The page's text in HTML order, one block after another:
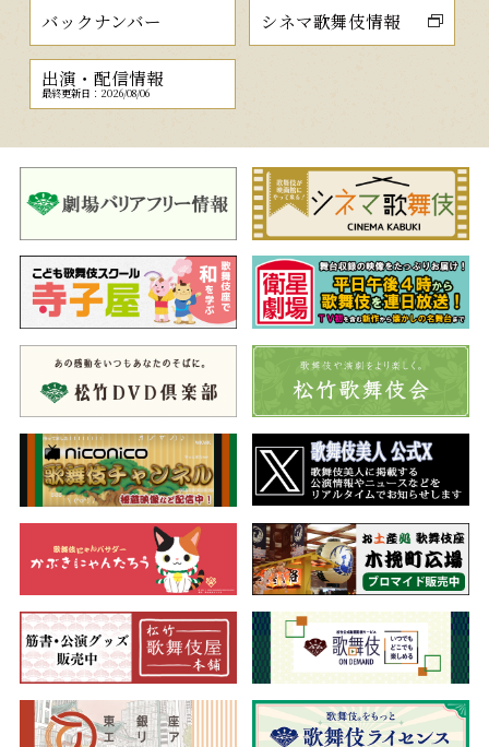
バックナンバー シネマ歌舞伎情報
出演・配信情報
最終更新日：2026/08/06